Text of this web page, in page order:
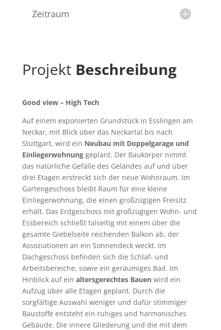
Zeitraum
Projekt Beschreibung
Good view – High Tech
Auf einem exponierten Grundstück in Esslingen am
Neckar, mit Blick über das Neckartal bis nach
Stuttgart, wird ein Neubau mit Doppelgarage und
Einliegerwohnunggeplant. Der Baukörper nimmt
das natürliche Gefälle des Geländes auf und über
drei Etagen erstreckt sich der neue Wohnraum. Im
Gartengeschoss bleibt Raum für eine kleine
Einliegerwohnung, die einen großzügigen Freisitz
erhält. Das Erdgeschoss mit großzügigen Wohn- und
Essbereich schließt talseitig mit einem über die
gesamte Giebelseite reichenden Balkon ab, der
Assoziationen an ein Sonnendeck weckt. Im
Dachgeschoss befinden sich die Schlaf- und
Arbeitsbereiche, sowie ein geräumiges Bad. Im
Hinblick auf ein altersgerechtes Bauenwird ein
Aufzug über alle Etagen geplant. Durch die
sorgfältige Auswahl weniger und dafür stimmiger
Baustoffe entsteht ein ruhiges und harmonisches
Gebäude. Die innere Gliederung und die mit dem